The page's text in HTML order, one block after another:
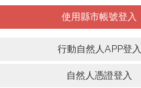
使用縣市帳號登入
行動自然人APP登入
自然人憑證登入